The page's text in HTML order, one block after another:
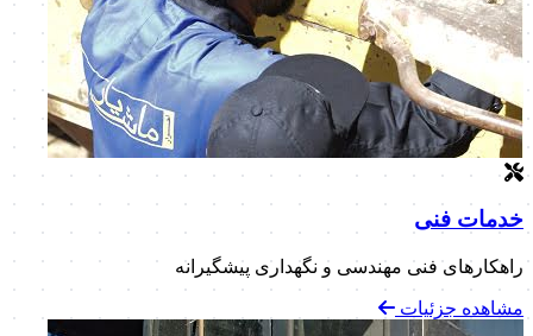
خدمات فنی
راهکارهای فنی مهندسی و نگهداری پیشگیرانه
مشاهده جزئیات